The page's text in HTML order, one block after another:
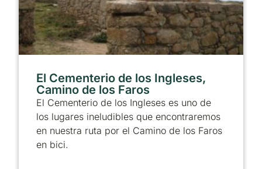
El Cementerio de los Ingleses,
Camino de los Faros
El Cementerio de los Ingleses es uno de
los lugares ineludibles que encontraremos
en nuestra ruta por el Camino de los Faros
en bici.